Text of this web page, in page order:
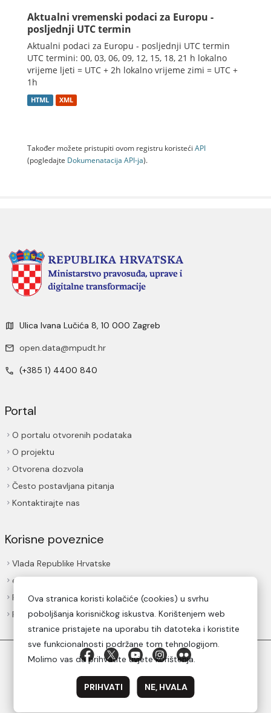
Aktualni vremenski podaci za Europu -
posljednji UTC termin
Aktualni podaci za Europu - posljednji UTC termin
UTC termini: 00, 03, 06, 09, 12, 15, 18, 21 h lokalno
vrijeme ljeti = UTC + 2h lokalno vrijeme zimi = UTC +
1h
HTML XML
Također možete pristupiti ovom registru koristeći API
(pogledajte Dokumenаtаcijа API-jа).